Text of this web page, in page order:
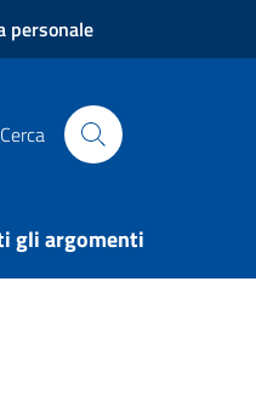
personale
di Arezzo
Cerca
gli argomenti